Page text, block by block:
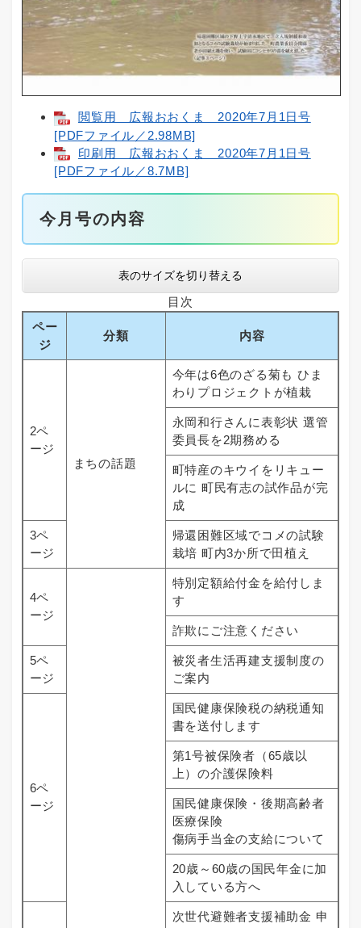
閲覧用 広報おおくま 2020年7月1日号
[PDFファイル／2.98MB]
印刷用 広報おおくま 2020年7月1日号
[PDFファイル／8.7MB]
今月号の内容
表のサイズを切り替える
目次
ペー
ジ
分類 内容
2ペ
ージ
まちの話題
今年は6色のざる菊も ひま
わりプロジェクトが植栽
永岡和行さんに表彰状 選管
委員長を2期務める
町特産のキウイをリキュー
ルに 町民有志の試作品が完
成
3ペ
ージ
帰還困難区域でコメの試験
栽培 町内3か所で田植え
4ペ
ージ
特別定額給付金を給付しま
す
詐欺にご注意ください
5ペ
ージ
被災者生活再建支援制度の
ご案内
6ペ
ージ
国民健康保険税の納税通知
書を送付します
第1号被保険者（65歳以
上）の介護保険料
国民健康保険・後期高齢者
医療保険
傷病手当金の支給について
20歳～60歳の国民年金に加
入している方へ
次世代避難者支援補助金 申